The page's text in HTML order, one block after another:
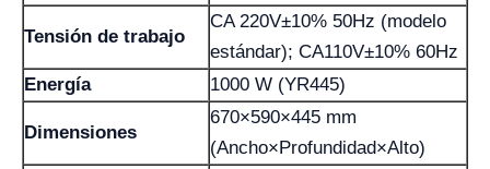
Tensión de trabajo
CA 220V±10% 50Hz (modelo
estándar); CA110V±10% 60Hz
Energía
1000 W (YR445)
Dimensiones
670×590×445 mm
(Ancho×Profundidad×Alto)